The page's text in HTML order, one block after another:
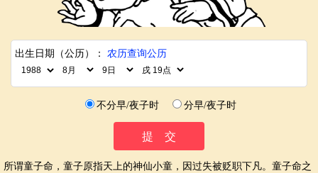
出生日期（公历）： 农历查询公历
不分早/夜子时 分早/夜子时
所谓童子命，童子原指天上的神仙小童，因过失被贬职下凡。童子命之